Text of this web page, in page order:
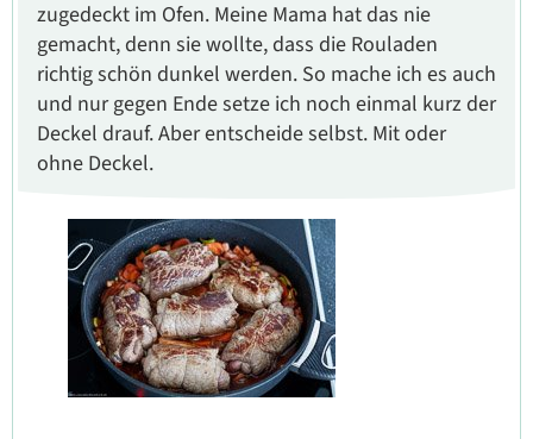
zugedeckt im Ofen. Meine Mama hat das nie
gemacht, denn sie wollte, dass die Rouladen
richtig schön dunkel werden. So mache ich es auch
und nur gegen Ende setze ich noch einmal kurz der
Deckel drauf. Aber entscheide selbst. Mit oder
ohne Deckel.